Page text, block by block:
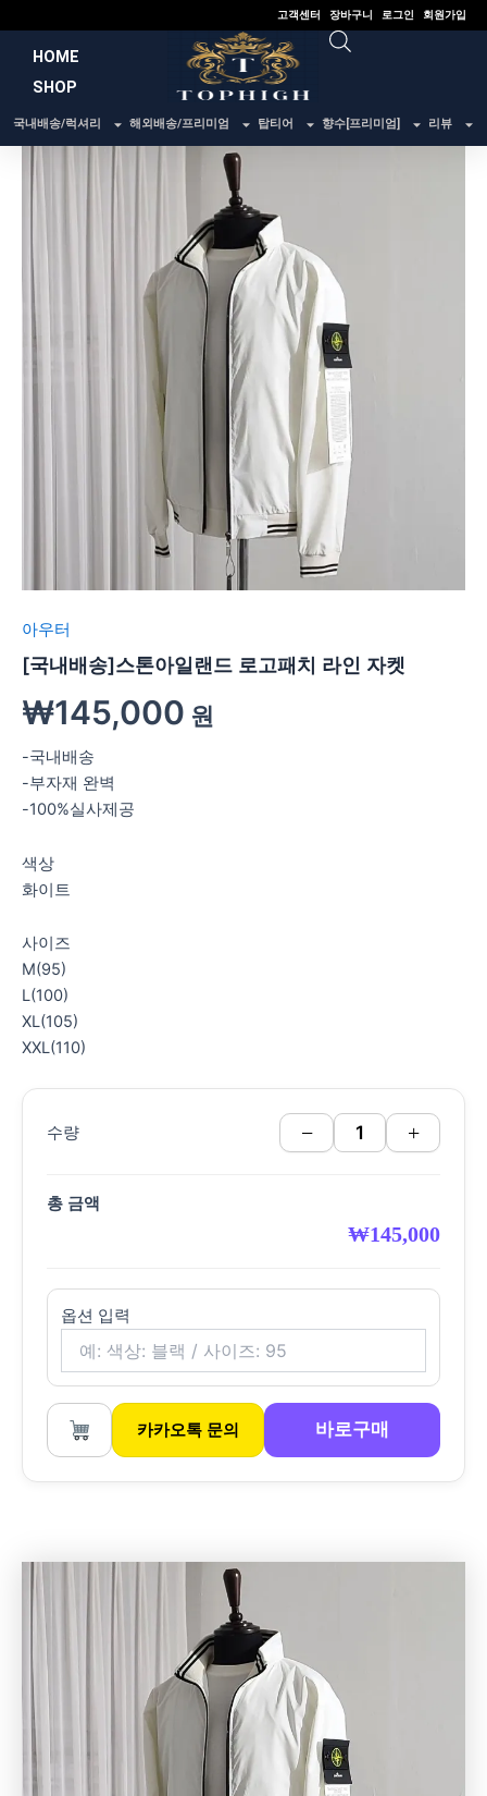
건
너
고객센터 장바구니 로그인 회원가입
HOME
SHOP
국내배송/럭셔리 해외배송/프리미엄 탑티어 향수[프리미엄] 리뷰
아우터
[국내배송]스톤아일랜드 로고패치 라인 자켓
₩145,000 원
-국내배송
-부자재 완벽
-100%실사제공
색상
화이트
사이즈
M(95)
L(100)
XL(105)
XXL(110)
수량 − +
총 금액
₩145,000
옵션 입력
카카오톡 문의 바로구매